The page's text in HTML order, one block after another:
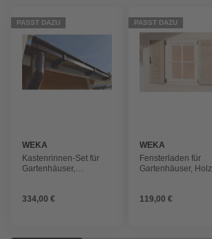
PASST DAZU
WEKA
Kastenrinnen-Set für
Gartenhäuser,
334,00 €
PASST DAZU
WEKA
Fensterladen für
Gartenhäuser, Holz
119,00 €